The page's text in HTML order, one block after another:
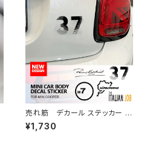
売れ筋 デカール ステッカー ミ
ニ クーパー アクセサリー ユニ
オン ジャック ボディ サイド ステ
¥1,730